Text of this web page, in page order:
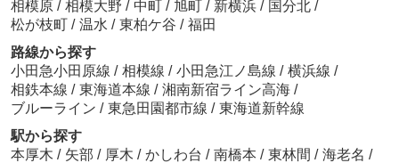
相模原 / 相模大野 / 中町 / 旭町 / 新横浜 / 国分北 /
松が枝町 / 温水 / 東柏ケ谷 / 福田
路線から探す
小田急小田原線 / 相模線 / 小田急江ノ島線 / 横浜線 /
相鉄本線 / 東海道本線 / 湘南新宿ライン高海 /
ブルーライン / 東急田園都市線 / 東海道新幹線
駅から探す
本厚木 / 矢部 / 厚木 / かしわ台 / 南橋本 / 東林間 / 海老名 /